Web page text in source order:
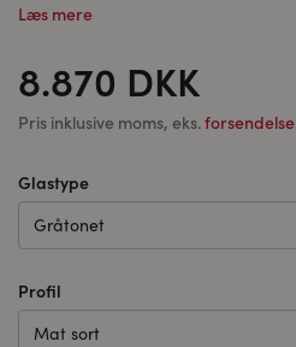
Læs mere
8.870 DKK
Pris inklusive moms, eks.forsendelse
Glastype
Gråtonet
Profil
Mat sort